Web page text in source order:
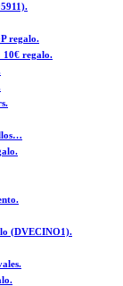
regalo.
10€ regalo.
(DVECINO1).